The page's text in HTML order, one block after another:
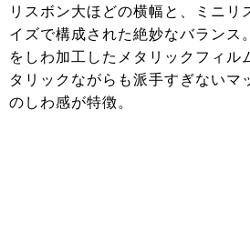
リスボン大ほどの横幅と、ミニリ
イズで構成された絶妙なバランス
をしわ加工したメタリックフィル
タリックながらも派手すぎないマ
のしわ感が特徴。